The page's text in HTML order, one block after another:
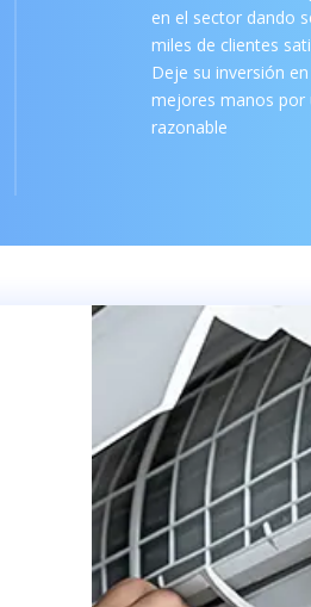
en el sector dando
miles de clientes
Deje su inversión
mejores manos por
razonable